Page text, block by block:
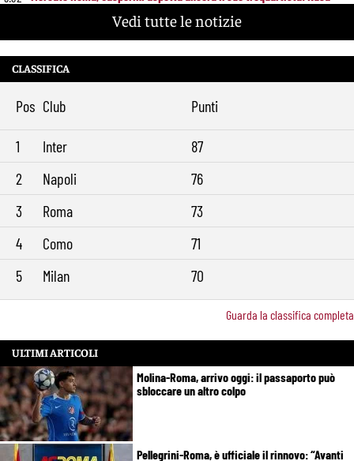
Vedi tutte le notizie
CLASSIFICA
Pos Club Punti
1 Inter
87
2
Napoli
76
3
Roma
73
4
Como
71
5
Milan 70
Guarda la classifica completa
ULTIMI ARTICOLI
Molina-Roma, arrivo oggi: il passaporto può
sbloccare un altro colpo
Pellegrini-Roma, è ufficiale il rinnovo: “Avanti